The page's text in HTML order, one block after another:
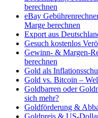
berechnen
eBay
Marge berechnen
Export aus
Gesuch kostenlos
Gewinn- & Margen-
berechnen
Gold als
Gold vs. Bitcoin –
Goldbarren oder
sich mehr?
Goldförderung &
Goldpreis & US-